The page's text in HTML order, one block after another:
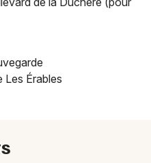
Les Érables